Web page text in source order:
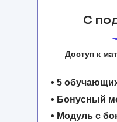
Доступ к
• Модуль с
• Бонусный
• 5
С